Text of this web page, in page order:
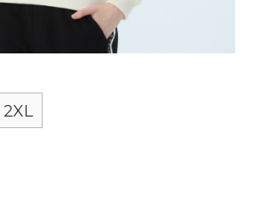
2XL